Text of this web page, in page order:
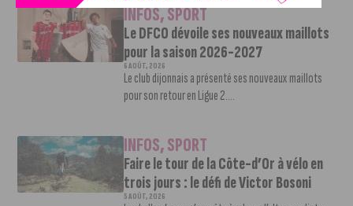
INFOS,SPORT
Le DFCO dévoile ses nouveaux maillots
pour la saison 2026-2027
6 AOÛT, 2026
Le club dijonnais a présenté ses nouveaux maillots
pour son retour en Ligue 2....
INFOS,SPORT
Faire le tour de la Côte-d’Or à vélo en
trois jours : le défi de Victor Bosoni
5 AOÛT, 2026